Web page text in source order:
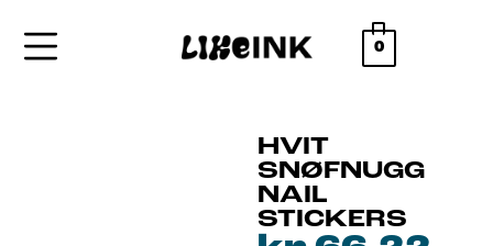
0
HVIT
SNØFNUGG
NAIL
STICKERS